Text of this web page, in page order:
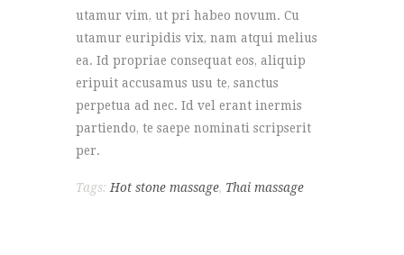
utamur vim, ut pri habeo novum. Cu
utamur euripidis vix, nam atqui melius
ea. Id propriae consequat eos, aliquip
eripuit accusamus usu te, sanctus
perpetua ad nec. Id vel erant inermis
partiendo, te saepe nominati scripserit
per.
Tags:Hot stone massage, Thai massage